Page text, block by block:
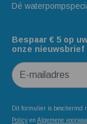
Dé
Bespaar € 5 op
onze
E-mailadres
Dit formulier is beschermd
Policy en Algemene